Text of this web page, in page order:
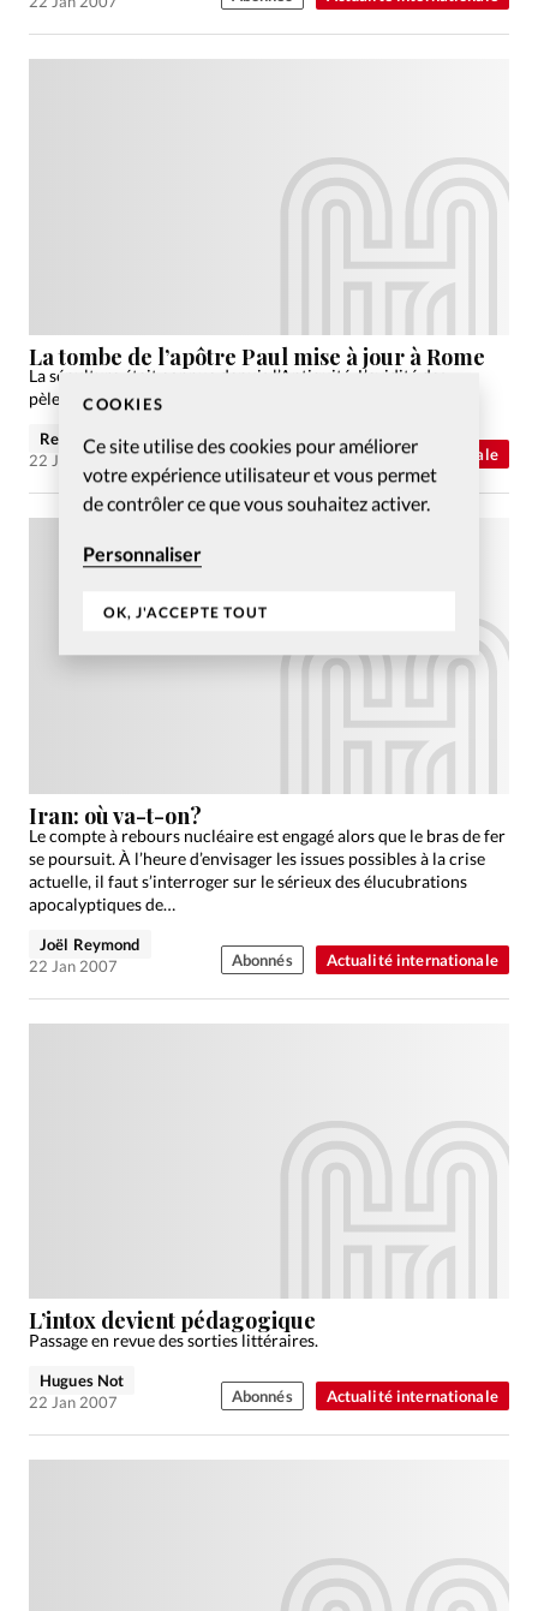
COOKIES
Ce site utilise des cookies pour améliorer
votre expérience utilisateur et vous permet
de contrôler ce que vous souhaitez activer.
Personnaliser
OK, J'ACCEPTE TOUT
Actualité internationale
La tombe de l’apôtre Paul mise à jour à Rome
La sépulture était connue depuis l’Antiquité. L’avidité des
pèlerins a poussé le Vatican à l’exposer
Rebecca Piaget
22 Jan 2007
Abonnés
Actualité internationale
Iran: où va-t-on?
Le compte à rebours nucléaire est engagé alors que le bras de fer
se poursuit. À l’heure d’envisager les issues possibles à la crise
actuelle, il faut s’interroger sur le sérieux des élucubrations
apocalyptiques de…
Joël Reymond
22 Jan 2007
Abonnés
Actualité internationale
L’intox devient pédagogique
Passage en revue des sorties littéraires.
Hugues Not
22 Jan 2007
Abonnés